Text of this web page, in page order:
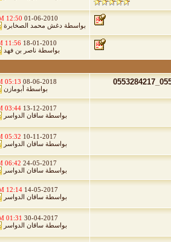
01-06-2010
12:50 AM
بواسطة دغش محمد الصخابرة
18-01-2010
11:56 PM
بواسطة ناصر بن فهد
08-06-2018
05:13 PM
بواسطة أبومازن
13-12-2017
03:44 PM
بواسطة ساقان الدواسر
10-11-2017
05:32 PM
بواسطة ساقان الدواسر
24-05-2017
06:42 PM
بواسطة ساقان الدواسر
14-05-2017
12:14 AM
بواسطة ساقان الدواسر
30-04-2017
01:31 AM
بواسطة ساقان الدواسر